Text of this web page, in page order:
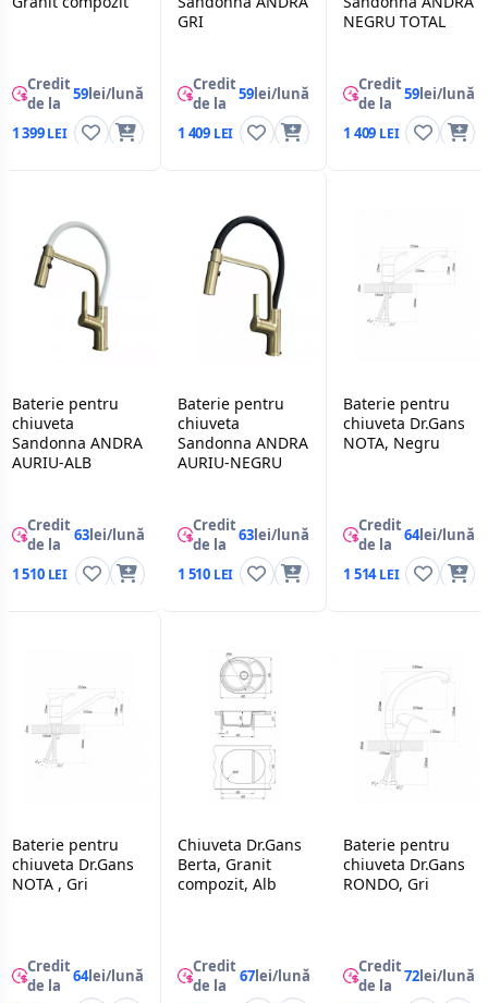
Credit
de la
59lei/lună
1 399
GRI
Credit
de la
59lei/lună
1 409
NEGRU TOTAL
Credit
de la
59lei/lună
1 409
Baterie pentru
chiuveta
Sandonna ANDRA
AURIU-ALB
Credit
de la
63lei/lună
1 510
Baterie pentru
chiuveta
Sandonna ANDRA
AURIU-NEGRU
Credit
de la
63lei/lună
1 510
Baterie pentru
chiuveta Dr.Gans
NOTA, Negru
Credit
de la
64lei/lună
1 514
Baterie pentru
chiuveta Dr.Gans
NOTA , Gri
Credit
de la
64lei/lună
Chiuveta Dr.Gans
Berta, Granit
compozit, Alb
Credit
de la
67lei/lună
Baterie pentru
chiuveta Dr.Gans
RONDO, Gri
Credit
de la
72lei/lună